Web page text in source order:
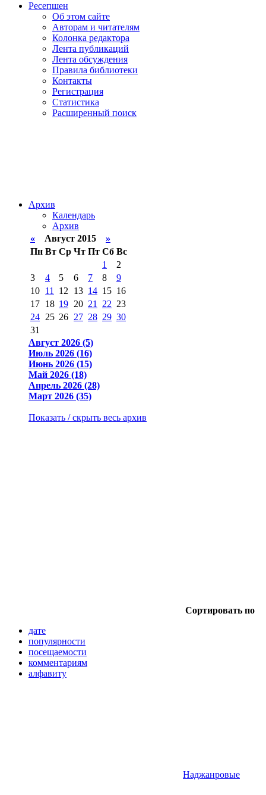
Ресепшен
Об этом сайте
Авторам и читателям
Колонка редактора
Лента публикаций
Лента обсуждения
Правила библиотеки
Контакты
Регистрация
Статистика
Расширенный поиск
Архив
Календарь
Архив
« Август 2015 »
Пн Вт Ср Чт Пт Сб Вс
1
2
3
4 5 6 7 8
9
10 11 12 13 14 15 16
17 18 19 20 21 22 23
24 25 26 27 28 29 30
31
Август 2026 (5)
Июль 2026 (16)
Июнь 2026 (15)
Май 2026 (18)
Апрель 2026 (28)
Март 2026 (35)
Показать / скрыть весь архив
Сортировать по
дате
популярности
посещаемости
комментариям
алфавиту
Наджанровые